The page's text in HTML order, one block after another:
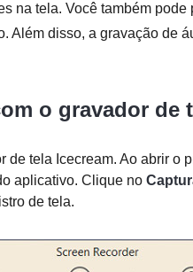
na tela. Você também
Além disso, a gravação de
o gravador de
de tela Icecream. Ao abrir o
aplicativo. Clique no
de tela.